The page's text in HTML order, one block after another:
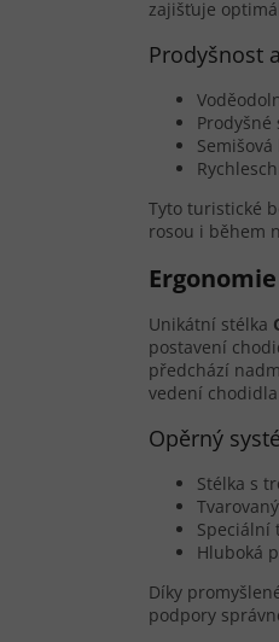
zajišťuje
Prodyšnost
Tyto turistické
rosou i během
Unikátní stélka
postavení
předchází
vedení
Opěrný
Stélka s
Speciální
Hluboká
Díky
podpory